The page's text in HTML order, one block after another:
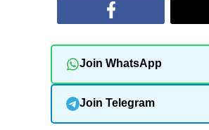
Join WhatsApp
Join Telegram